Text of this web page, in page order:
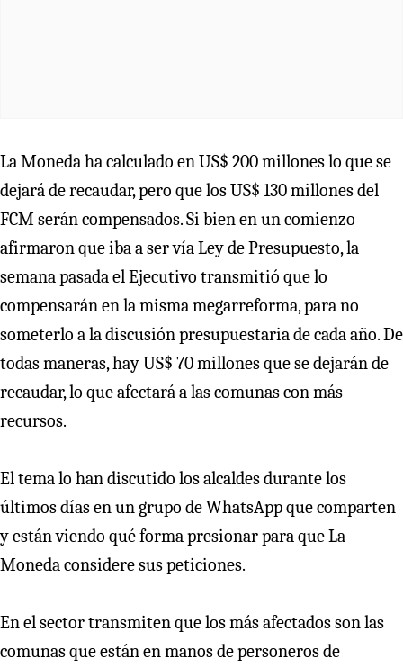
La Moneda ha calculado en US$ 200 millones lo que se
dejará de recaudar, pero que los US$ 130 millones del
FCM serán compensados. Si bien en un comienzo
afirmaron que iba a ser vía Ley de Presupuesto, la
semana pasada el Ejecutivo transmitió que lo
compensarán en la misma megarreforma, para no
someterlo a la discusión presupuestaria de cada año. De
todas maneras, hay US$ 70 millones que se dejarán de
recaudar, lo que afectará a las comunas con más
recursos.
El tema lo han discutido los alcaldes durante los
últimos días en un grupo de WhatsApp que comparten
y están viendo qué forma presionar para que La
Moneda considere sus peticiones.
En el sector transmiten que los más afectados son las
comunas que están en manos de personeros de